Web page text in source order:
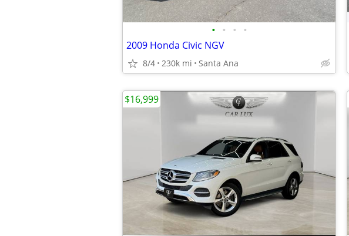
• • • •
2009 Honda Civic NGV
8/4 230k mi Santa Ana
$16,999